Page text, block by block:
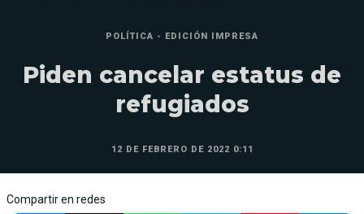
POLÍTICA - EDICIÓN IMPRESA
Piden cancelar estatus de
refugiados
12 DE FEBRERO DE 2022 0:11
Compartir en redes